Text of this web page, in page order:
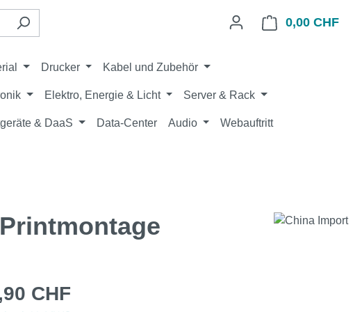
0,00 CHF
Drucker Kabel und Zubehör
Elektro, Energie & Licht Server & Rack
& DaaS Data-Center Audio Webauftritt
Preis:
CHF